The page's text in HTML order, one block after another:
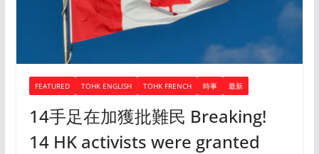
FEATURED TOHK ENGLISH TOHK FRENCH 時事 最新
14手足在加獲批難民 Breaking!
14 HK activists were granted